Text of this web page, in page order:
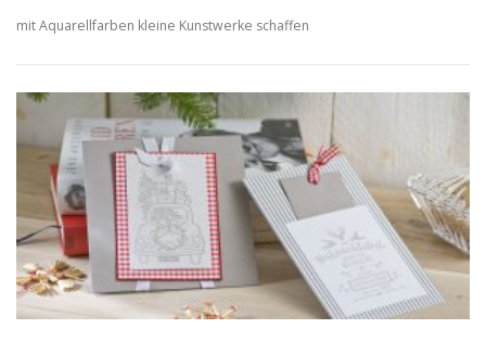
mit Aquarellfarben kleine Kunstwerke schaffen